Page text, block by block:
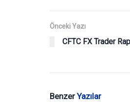
Önceki Yazı
CFTC FX Trader
BenzerYazılar